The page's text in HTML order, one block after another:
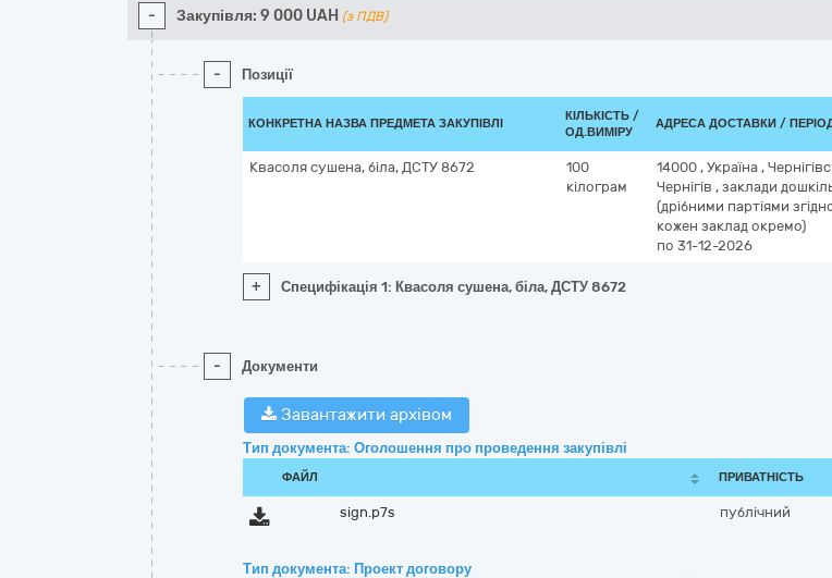
- Закупівля: 9 000 UAH (з ПДВ)
- Позиції
КОНКРЕТНА НАЗВА ПРЕДМЕТА ЗАКУПІВЛІ
КІЛЬКІСТЬ /
ОД.ВИМІРУ
АДРЕСА ДОСТАВКИ /
Квасоля сушена, біла, ДСТУ 8672
100
кілограм
14000 , Україна ,
Чернігів , заклади
(дрібними партіями
кожен заклад окремо)
по 31-12-2026
+ Специфікація 1: Квасоля сушена, біла, ДСТУ 8672
- Документи
Завантажити архівом
Тип документа: Оголошення про проведення закупівлі
ФАЙЛ ПРИВАТНІСТЬ
sign.p7s публічний
Тип документа: Проект договору